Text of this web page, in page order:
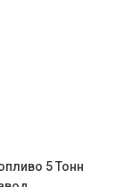
5 Тонн